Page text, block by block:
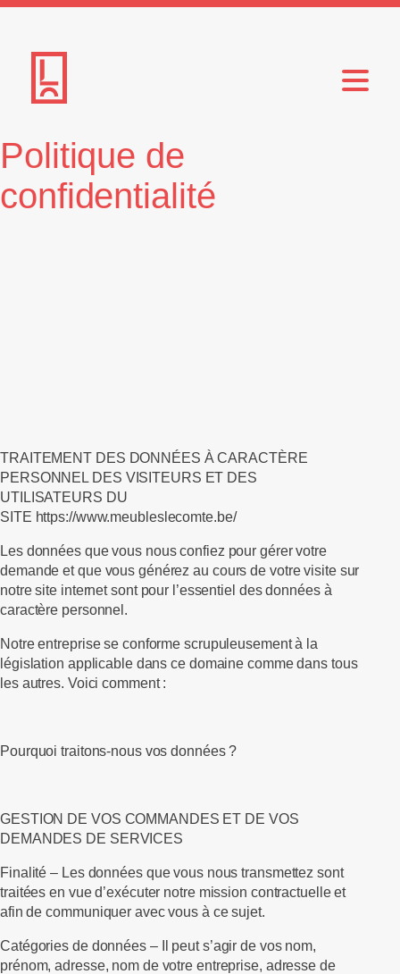
Politique de
confidentialité
TRAITEMENT DES DONNÉES À CARACTÈRE
PERSONNEL DES VISITEURS ET DES
UTILISATEURS DU
SITE https://www.meubleslecomte.be/
Les données que vous nous confiez pour gérer votre
demande et que vous générez au cours de votre visite sur
notre site internet sont pour l’essentiel des données à
caractère personnel.
Notre entreprise se conforme scrupuleusement à la
législation applicable dans ce domaine comme dans tous
les autres. Voici comment :
Pourquoi traitons-nous vos données ?
GESTION DE VOS COMMANDES ET DE VOS
DEMANDES DE SERVICES
Finalité – Les données que vous nous transmettez sont
traitées en vue d’exécuter notre mission contractuelle et
afin de communiquer avec vous à ce sujet.
Catégories de données –Il peut s’agir de vos nom,
prénom, adresse, nom de votre entreprise, adresse de